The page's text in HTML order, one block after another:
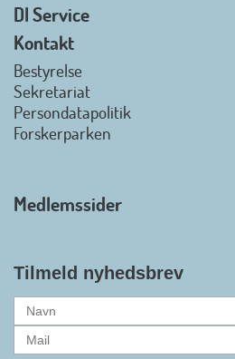
Danish.Care fra den
officielt kan kalde sig
gennemslagskraft og
hjælpemidler samt give
medlemmerne
DI Service
Kontakt
Bestyrelse
Sekretariat
Persondatapolitik
Forskerparken
Medlemssider
Tilmeld nyhedsbrev